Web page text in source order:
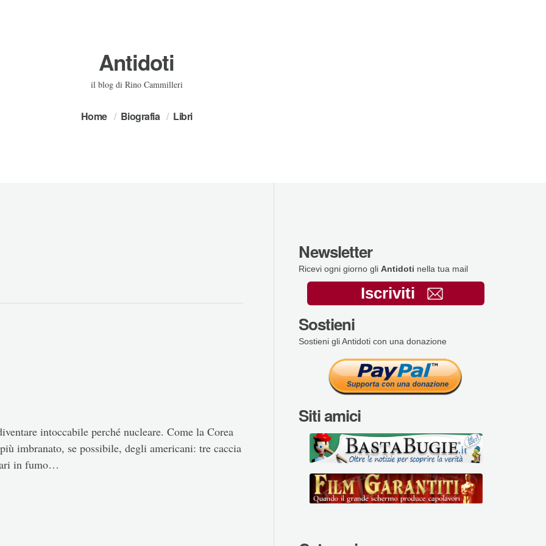
Antidoti
il blog di Rino Cammilleri
Home Biografia Libri
intoccabile perché nucleare. Come la Corea
imbranato, se possibile, degli americani: tre caccia
in fumo…
Newsletter
Ricevi ogni giorno gli Antidoti nella tua mail
Iscriviti
Sostieni
Sostieni gli Antidoti con una donazione
Siti amici